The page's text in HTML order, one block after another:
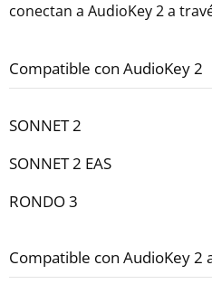
conectan a AudioKey 2 a
Compatible con AudioKey 2
SONNET 2
SONNET 2 EAS
RONDO 3
Compatible con AudioKey 2